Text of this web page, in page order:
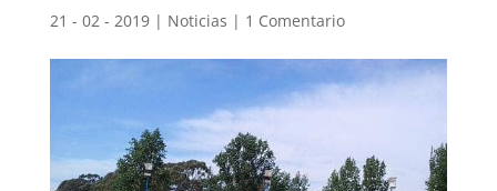
21 - 02 - 2019| Noticias | 1 Comentario